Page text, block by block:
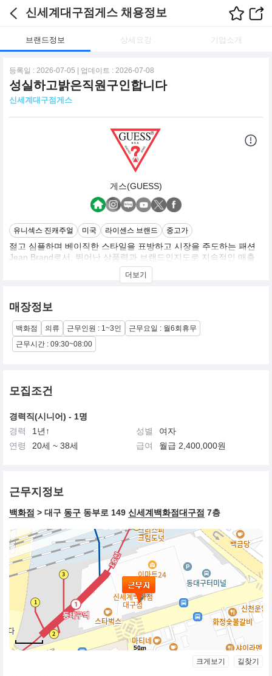
신세계대구점게스 채용정보
브랜드정보 상세요강 기업소개
등록일 : 2026-07-05 | 업데이트 : 2026-07-08
성실하고밝은직원구인합니다
신세계대구점게스
게스(GUESS)
유니섹스 진캐주얼 미국 라이센스 브랜드 중고가
젊고 심플하며 베이직한 스타일을 표방하고 시장을 주도하는 패션
Jean Brand로서, 뛰어난 상품력과 브랜드인지도로 지속적인 매출
증가를 달성하고 있으며, 현재까지 최고의 패션 진 캐주얼 브랜드로
서의 파워를 고조시키고 있습니다.
LONDON의 개성적인 CASUAL LOOK 독특한 WASHING 과
DAMAGE/REFORM기법으로 보다 STYLISH 해진 DENIM과
다양하고 FUN한 DETAIL로 효과를 준 KNIT 가 자유스럽게
LAYERED LOOK으로 연출된다.올 하반기엔 좀더 화려하면서도 세
련되게 표현되어 SEXY하고 CHIC한 스타일을 선보임.
더보기
매장정보
백화점 의류 근무인원 : 1~3인
근무요일 : 월6회휴무
근무시간 : 09:30~08:00
모집조건
경력직(시니어) - 1명
경력
1년↑ 성별
여자
연령
20세 ~ 38세 급여 월급 2,400,000원
근무지정보
백화점 > 대구 동구 동부로 149 신세계백화점대구점 7층
50m
크게보기 길찾기